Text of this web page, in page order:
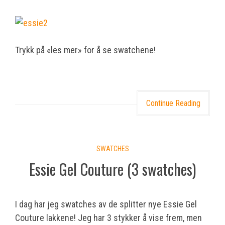
Trykk på «les mer» for å se swatchene!
Continue Reading
SWATCHES
Essie Gel Couture (3 swatches)
I dag har jeg swatches av de splitter nye Essie Gel
Couture lakkene! Jeg har 3 stykker å vise frem, men